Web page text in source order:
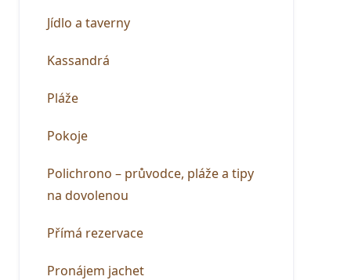
Jídlo a taverny
Kassandrá
Pláže
Pokoje
Polichrono – průvodce, pláže a tipy
na dovolenou
Přímá rezervace
Pronájem jachet